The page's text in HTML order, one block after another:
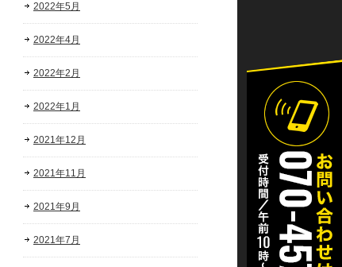
2022年5月
2022年4月
2022年2月
2022年1月
2021年12月
2021年11月
2021年9月
2021年7月